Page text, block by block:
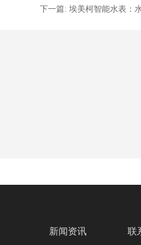
下一篇: 埃美柯智能水表：
新闻资讯 联